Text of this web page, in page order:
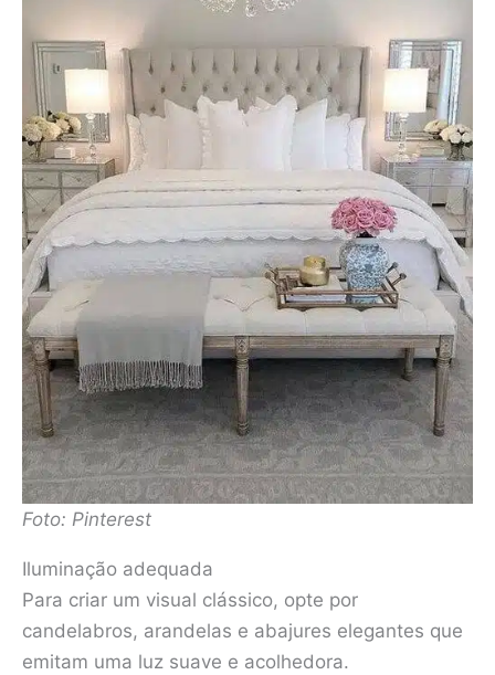
Foto: Pinterest
Iluminação adequada
Para criar um visual clássico, opte por
candelabros, arandelas e abajures elegantes que
emitam uma luz suave e acolhedora.